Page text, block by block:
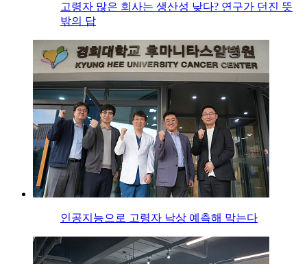
고령자 많은 회사는 생산성 낮다? 연구가 던진 뜻
밖의 답
인공지능으로 고령자 낙상 예측해 막는다